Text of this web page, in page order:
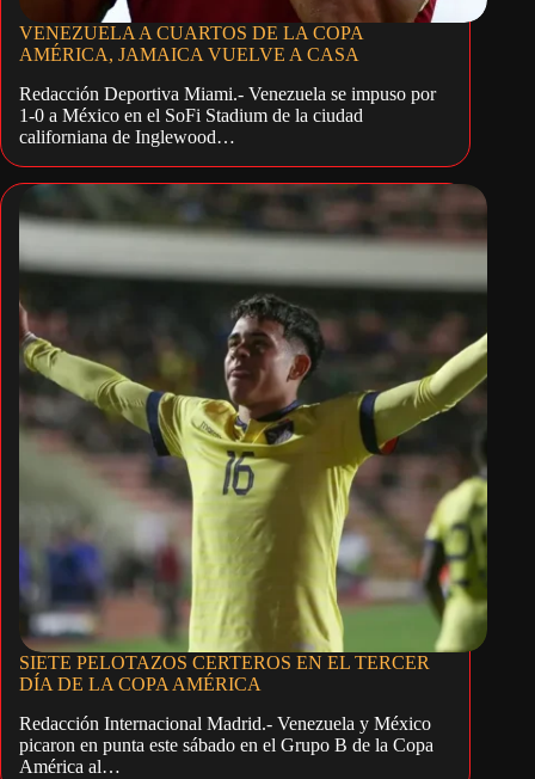
VENEZUELA A CUARTOS DE LA COPA
AMÉRICA, JAMAICA VUELVE A CASA
Redacción Deportiva Miami.- Venezuela se impuso por
1-0 a México en el SoFi Stadium de la ciudad
californiana de Inglewood…
SIETE PELOTAZOS CERTEROS EN EL TERCER
DÍA DE LA COPA AMÉRICA
Redacción Internacional Madrid.- Venezuela y México
picaron en punta este sábado en el Grupo B de la Copa
América al…